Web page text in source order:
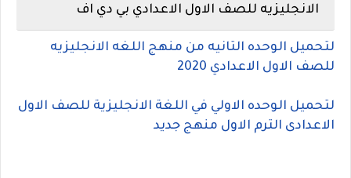
الانجليزيه للصف الاول الاعدادي بي دي اف
لتحميل الوحده التانيه من منهج اللغه الانجليزيه
للصف الاول الاعدادي 2020
لتحميل الوحده الاولي في اللغة الانجليزية للصف الاول
الاعدادى الترم الاول منهج جديد